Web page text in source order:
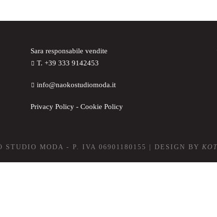
Sara responsabile vendite
T. +39 333 9142453
info@naokostudiomoda.it
Privacy Policy -Cookie Policy
STUDIO MODA - P. IVA 06901180155 | DESIGN BY